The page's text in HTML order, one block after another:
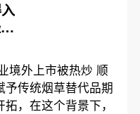
境外上市被热炒 顺
予传统烟草替代品期
，在这个背景下，